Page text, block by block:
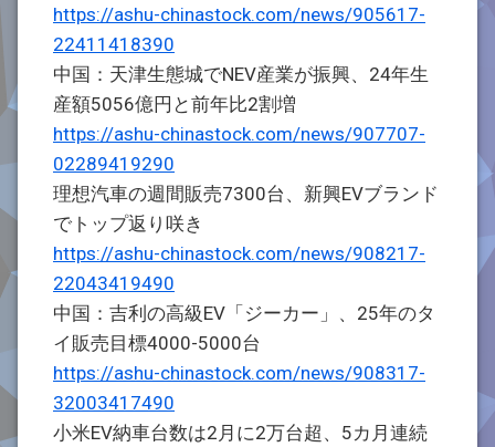
https://ashu-chinastock.com/news/905617-
22411418390
中国：天津生態城でNEV産業が振興、24年生
産額5056億円と前年比2割増
https://ashu-chinastock.com/news/907707-
02289419290
理想汽車の週間販売7300台、新興EVブランド
でトップ返り咲き
https://ashu-chinastock.com/news/908217-
22043419490
中国：吉利の高級EV「ジーカー」、25年のタ
イ販売目標4000-5000台
https://ashu-chinastock.com/news/908317-
32003417490
小米EV納車台数は2月に2万台超、5カ月連続